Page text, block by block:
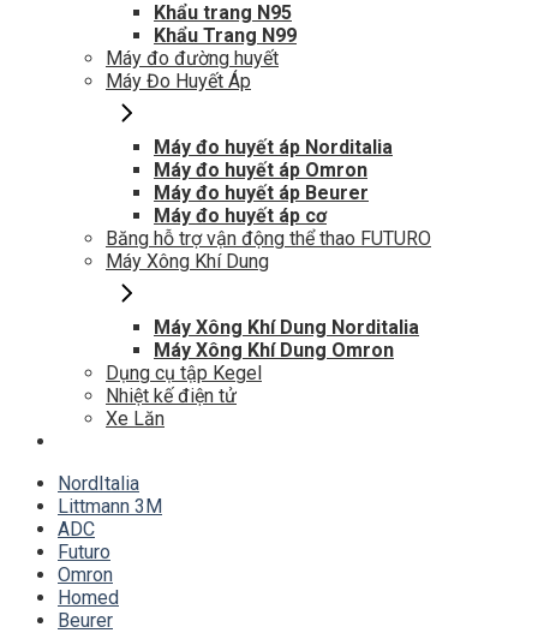
Khẩu trang N95
Khẩu Trang N99
Máy đo đường huyết
Máy Đo Huyết Áp
Máy đo huyết áp Norditalia
Máy đo huyết áp Omron
Máy đo huyết áp Beurer
Máy đo huyết áp cơ
Băng hỗ trợ vận động thể thao FUTURO
Máy Xông Khí Dung
Máy Xông Khí Dung Norditalia
Máy Xông Khí Dung Omron
Dụng cụ tập Kegel
Nhiệt kế điện tử
Xe Lăn
NordItalia
Littmann 3M
ADC
Futuro
Omron
Homed
Beurer